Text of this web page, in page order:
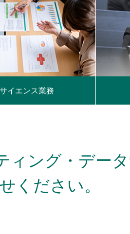
イエンス業務
ィング・デー
ください。